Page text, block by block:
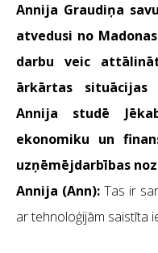
Annija Graudiņa
atvedusi no
darbu veic
ārkārtas situācijas
Annija studē
ekonomiku un
uzņēmējdarbības
Annija (Ann): Tas ir
ar tehnoloģijām saistīta